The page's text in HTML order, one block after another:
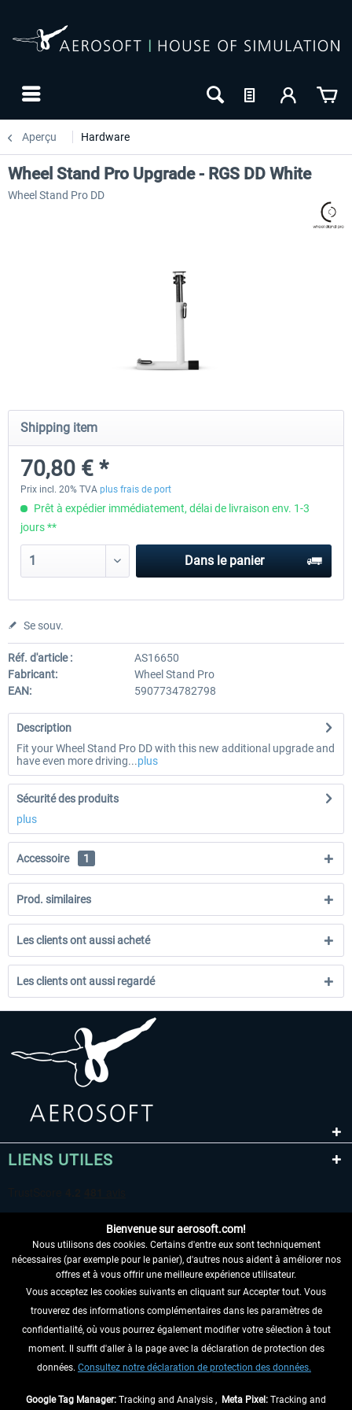
Aperçu Hardware
Wheel Stand Pro - Farm Truck
198,00 € *
Wheel Stand Pro Upgrade -
Wheel Stand Pro Upgrade - RGS DD White
Wheel Stand Pro DD
Shipping item
70,80 € *
Prix incl. 20% TVA plus frais de port
Prêt à expédier immédiatement, délai de livraison env. 1-3
jours **
Dans le panier
Se souv.
Réf. d'article :
AS16650
Fabricant:
Wheel Stand Pro
EAN:
5907734782798
Description
Fit your Wheel Stand Pro DD with this new additional upgrade and
have even more driving...plus
Sécurité des produits
plus
Accessoire 1
Prod. similaires
Les clients ont aussi acheté
Les clients ont aussi regardé
LIENS UTILES
RENONCER AU CONTRAT ICI
INFORMATIONS
NE MANQUEZ PAS LES DERNIÈRES
Bienvenue sur aerosoft.com!
Nous utilisons des cookies. Certains d'entre eux sont techniquement
nécessaires (par exemple pour le panier), d'autres nous aident à améliorer nos
offres et à vous offrir une meilleure expérience utilisateur.
Vous acceptez les cookies suivants en cliquant sur Accepter tout. Vous
trouverez des informations complémentaires dans les paramètres de
confidentialité, où vous pourrez également modifier votre sélection à tout
moment. Il suffit d'aller à la page avec la déclaration de protection des
données. Consultez notre déclaration de protection des données.
Google Tag Manager: Tracking and Analysis , Meta Pixel: Tracking and